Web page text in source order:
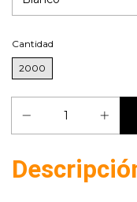
Cantidad
2000